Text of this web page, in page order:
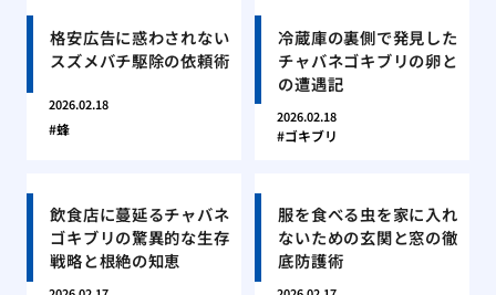
格安広告に惑わされない
スズメバチ駆除の依頼術
2026.02.18
蜂
冷蔵庫の裏側で発見した
チャバネゴキブリの卵と
の遭遇記
2026.02.18
ゴキブリ
飲食店に蔓延るチャバネ
ゴキブリの驚異的な生存
戦略と根絶の知恵
服を食べる虫を家に入れ
ないための玄関と窓の徹
底防護術